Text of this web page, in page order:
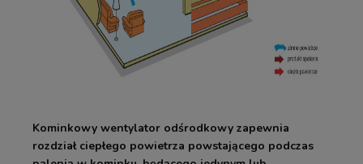
Kominkowy wentylator odśrodkowy zapewnia
rozdział ciepłego powietrza powstającego podczas